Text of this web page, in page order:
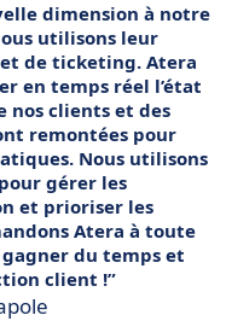
dimension à notre
utilisons leur
de ticketing. Atera
en temps réel l’état
nos clients et des
remontées pour
Nous utilisons
gérer les
et prioriser les
Atera à toute
du temps et
client !